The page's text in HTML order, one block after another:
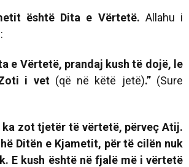
është Dita e Vërtetë. Allahu i
e Vërtetë, prandaj kush të dojë, le
i vet (që në këtë jetë).” (Sure
ka zot tjetër të vërtetë, përveç Atij.
Ditën e Kjametit, për të cilën nuk
E kush është në fjalë më i vërtetë